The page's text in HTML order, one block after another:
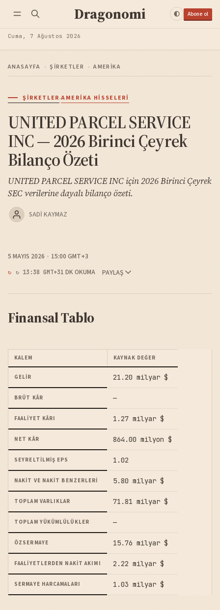
Dragonomi Abone ol
Cuma, 7 Ağustos 2026
ANASAYFA › ŞIRKETLER › AMERIKA
ŞIRKETLER·AMERIKA HISSELERI
UNITED PARCEL SERVICE
INC — 2026 Birinci Çeyrek
Bilanço Özeti
UNITED PARCEL SERVICE INC için 2026 Birinci Çeyrek
SEC verilerine dayalı bilanço özeti.
SADI KAYMAZ
5 MAYIS 2026 15:00 GMT+3
↻ 13:38 GMT+31 DK OKUMA PAYLAŞ
Finansal Tablo
KALEM KAYNAK DEĞER
GELIR 21.20 milyar $
BRÜT KÂR —
FAALIYET KÂRI 1.27 milyar $
NET KÂR 864.00 milyon $
SEYRELTILMIŞ EPS 1.02
NAKIT VE NAKIT BENZERLERI 5.80 milyar $
TOPLAM VARLIKLAR 71.81 milyar $
TOPLAM YÜKÜMLÜLÜKLER —
ÖZSERMAYE 15.76 milyar $
FAALIYETLERDEN NAKIT AKIMI 2.22 milyar $
SERMAYE HARCAMALARI 1.03 milyar $